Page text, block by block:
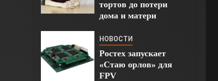
тортов до потери
дома и матери
НОВОСТИ
Ростех запускает
«Стаю орлов» для
FPV